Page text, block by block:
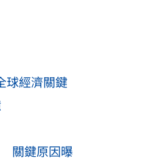
球經濟關鍵
關鍵原因曝